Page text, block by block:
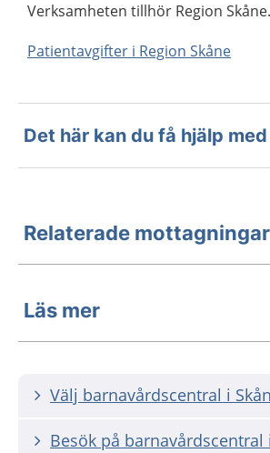
Verksamheten tillhör Region Skåne.
Patientavgifter i Region Skåne
Det här kan du få hjälp med
Relaterade mottagningar
Läs mer
Välj barnavårdscentral i
Besök på barnavårdscentral